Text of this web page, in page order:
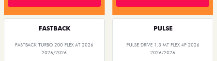
FASTBACK
FASTBACK TURBO 200 FLEX AT 2026
2026/2026
PULSE
PULSE DRIVE 1.3 MT FLEX 4P 2026
2026/2026